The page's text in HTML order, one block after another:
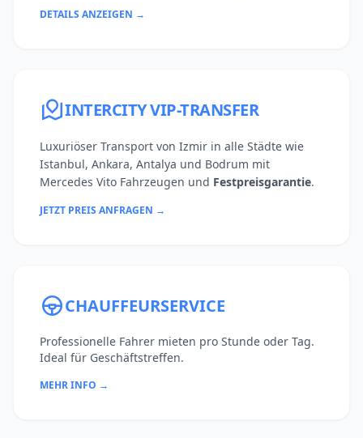
DETAILS ANZEIGEN →
INTERCITY VIP-TRANSFER
Luxuriöser Transport von Izmir in alle Städte wie
Istanbul, Ankara, Antalya und Bodrum mit
Mercedes Vito Fahrzeugen und Festpreisgarantie.
JETZT PREIS ANFRAGEN →
CHAUFFEURSERVICE
Professionelle Fahrer mieten pro Stunde oder Tag.
Ideal für Geschäftstreffen.
MEHR INFO →